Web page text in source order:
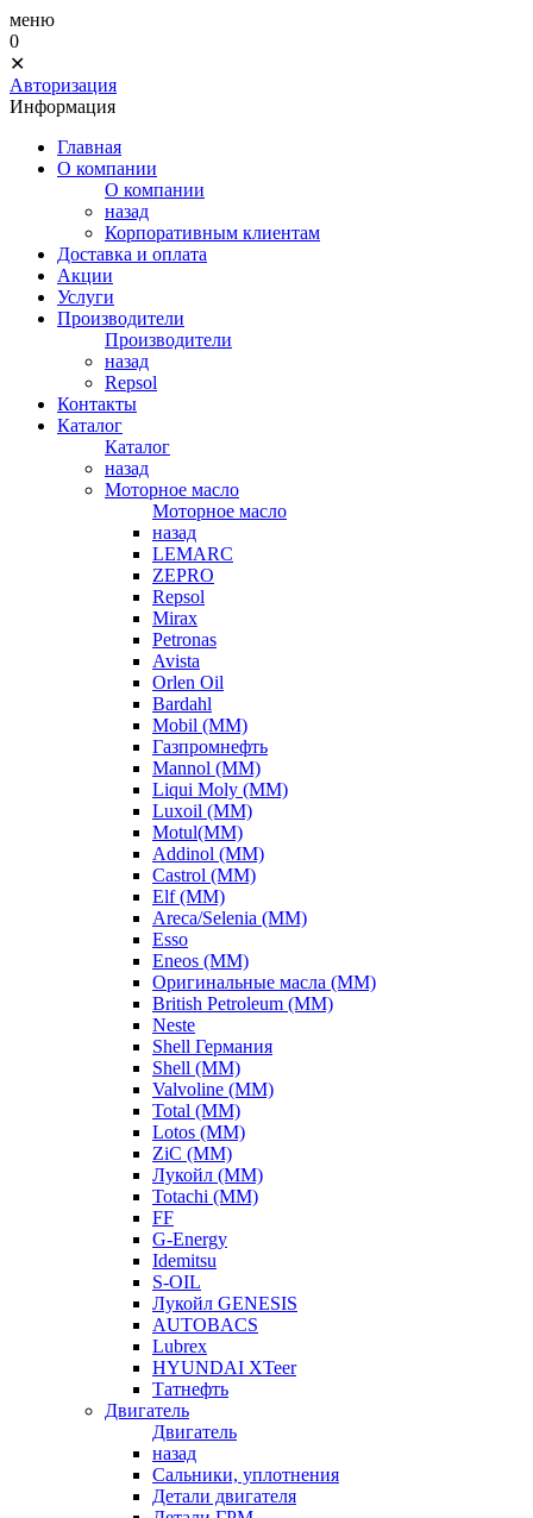
меню
0
✕
Авторизация
Информация
Главная
О компании
О компании
назад
Корпоративным клиентам
Доставка и оплата
Акции
Услуги
Производители
Производители
назад
Repsol
Контакты
Каталог
Каталог
назад
Моторное масло
Моторное масло
назад
LEMARC
ZEPRO
Repsol
Mirax
Petronas
Avista
Orlen Oil
Bardahl
Mobil (ММ)
Газпромнефть
Mannol (ММ)
Liqui Moly (ММ)
Luxoil (ММ)
Motul(ММ)
Addinol (ММ)
Castrol (ММ)
Elf (ММ)
Areca/Selenia (ММ)
Esso
Eneos (ММ)
Оригинальные масла (ММ)
British Petroleum (ММ)
Neste
Shell Германия
Shell (ММ)
Valvoline (ММ)
Total (ММ)
Lotos (ММ)
ZiC (ММ)
Лукойл (ММ)
Totachi (MM)
FF
G-Energy
Idemitsu
S-OIL
Лукойл GENESIS
AUTOBACS
Lubrex
HYUNDAI XTeer
Татнефть
Двигатель
Двигатель
назад
Сальники, уплотнения
Детали двигателя